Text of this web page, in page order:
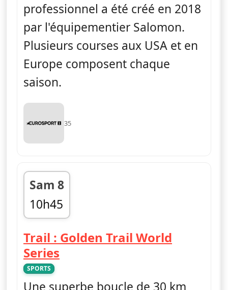
professionnel a été créé en 2018
par l'équipementier Salomon.
Plusieurs courses aux USA et en
Europe composent chaque
saison.
35
Sam 8
10h45
fin 11h15
Trail : Golden Trail World
Series
SPORTS
Une superbe boucle de 30 km